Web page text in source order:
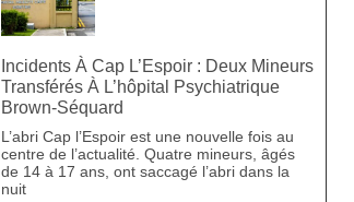
Incidents À Cap L’Espoir : Deux Mineurs
Transférés À L’hôpital Psychiatrique
Brown-Séquard
L’abri Cap l’Espoir est une nouvelle fois au
centre de l’actualité. Quatre mineurs, âgés
de 14 à 17 ans, ont saccagé l’abri dans la
nuit